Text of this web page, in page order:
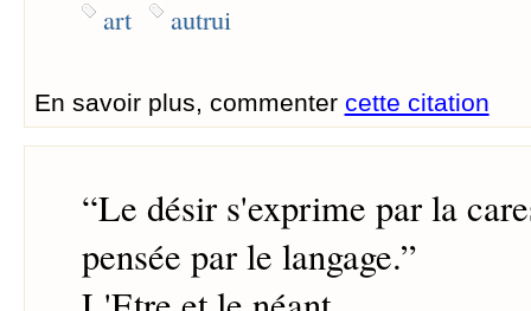
art autrui
En savoir plus, commenter cette citation
“Le désir s'exprime par la
pensée par le langage.”